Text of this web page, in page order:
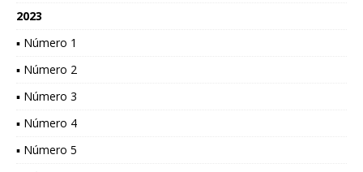
2023
▪ Número 1
▪ Número 2
▪ Número 3
▪ Número 4
▪ Número 5